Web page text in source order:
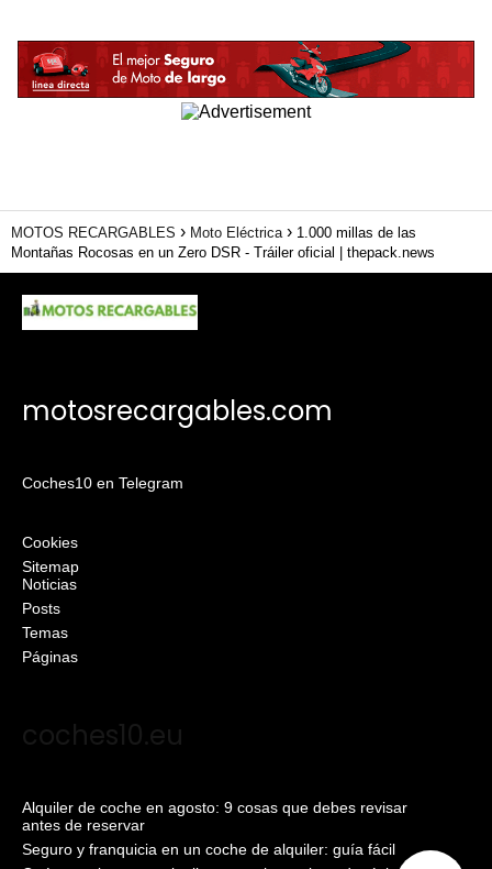
MOTOS RECARGABLES Moto Eléctrica
1.000 millas de las
Montañas Rocosas en un Zero DSR - Tráiler oficial | thepack.news
motosrecargables.com
Coches10 en Telegram
Cookies
Sitemap
Noticias
Posts
Temas
Páginas
coches10.eu
Alquiler de coche en agosto: 9 cosas que debes revisar
antes de reservar
Seguro y franquicia en un coche de alquiler: guía fácil